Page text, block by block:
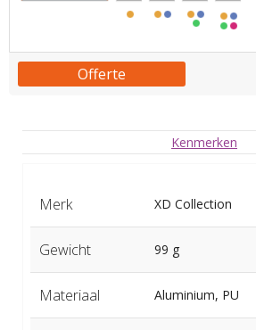
Offerte
Kenmerken
Merk XD Collection
Gewicht 99 g
Materiaal Aluminium, PU